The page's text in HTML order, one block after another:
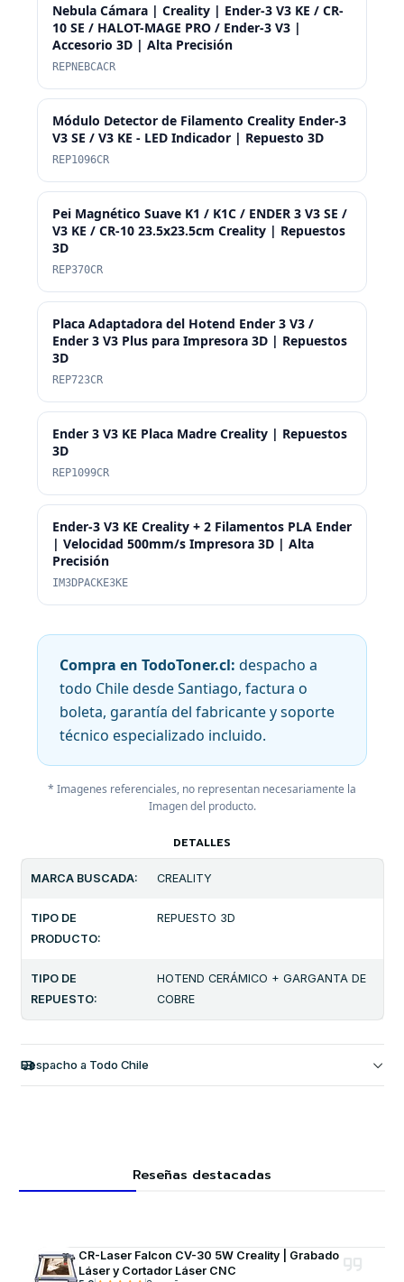
Nebula Cámara | Creality | Ender-3 V3 KE / CR-
10 SE / HALOT-MAGE PRO / Ender-3 V3 |
Accesorio 3D | Alta Precisión
REPNEBCACR
Módulo Detector de Filamento Creality Ender-3
V3 SE / V3 KE - LED Indicador | Repuesto 3D
REP1096CR
Pei Magnético Suave K1 / K1C / ENDER 3 V3 SE /
V3 KE / CR-10 23.5x23.5cm Creality | Repuestos
3D
REP370CR
Placa Adaptadora del Hotend Ender 3 V3 /
Ender 3 V3 Plus para Impresora 3D | Repuestos
3D
REP723CR
Ender 3 V3 KE Placa Madre Creality | Repuestos
3D
REP1099CR
Ender-3 V3 KE Creality + 2 Filamentos PLA Ender
| Velocidad 500mm/s Impresora 3D | Alta
Precisión
IM3DPACKE3KE
Compra en TodoToner.cl: despacho a
todo Chile desde Santiago, factura o
boleta, garantía del fabricante y soporte
técnico especializado incluido.
* Imagenes referenciales, no representan necesariamente la
Imagen del producto.
DETALLES
MARCA BUSCADA: CREALITY
TIPO DE
PRODUCTO:
REPUESTO 3D
TIPO DE
REPUESTO:
HOTEND CERÁMICO + GARGANTA DE
COBRE
Despacho a Todo Chile
Reseñas destacadas
CR-Laser Falcon CV-30 5W Creality | Grabado
Láser y Cortador Láser CNC